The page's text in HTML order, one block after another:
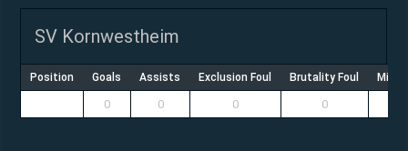
SV Kornwestheim
Position Goals Assists Exclusion Foul Brutality Foul
0 0 0 0